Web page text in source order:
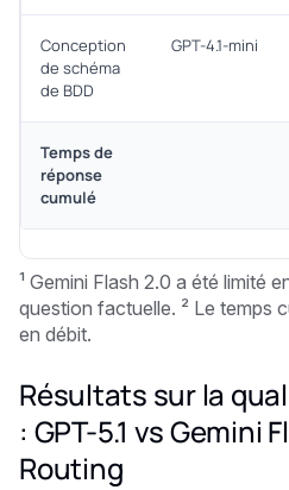
Conception
de schéma
de BDD
GPT-4.1-mini
Temps de
réponse
cumulé
¹ Gemini Flash 2.0 a été limité
question factuelle. ² Le temps
en débit.
Résultats sur la
: GPT-5.1 vs Gemini
Routing